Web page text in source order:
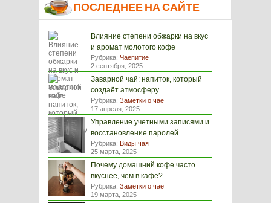
ПОСЛЕДНЕЕ НА САЙТЕ
Влияние степени обжарки на вкус
и аромат молотого кофе
Рубрика: Чаепитие
2 сентября, 2025
Заварной чай: напиток, который
создаёт атмосферу
Рубрика: Заметки о чае
17 апреля, 2025
Управление учетными записями и
восстановление паролей
Рубрика: Виды чая
25 марта, 2025
Почему домашний кофе часто
вкуснее, чем в кафе?
Рубрика: Заметки о чае
19 марта, 2025